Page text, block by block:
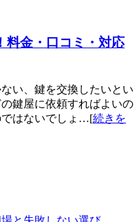
料金・口コミ・対応
い、鍵を交換したいとい
鍵屋に依頼すればよいの
ではないでしょ…[続きを